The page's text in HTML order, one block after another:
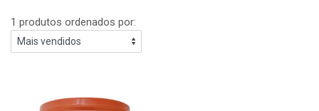
1 produtos ordenados por: